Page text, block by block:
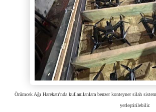
Örümcek Ağı Harekatı'nda kullanılanlara benzer konteyner silah
yerleştirilebilir.